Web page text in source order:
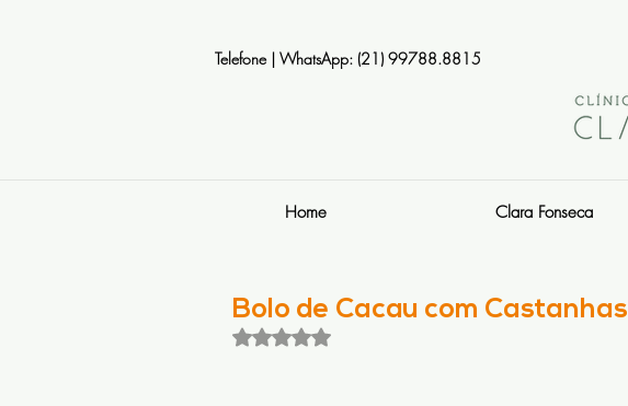
Telefone | WhatsApp: (21) 99788.8815
Home Clara Fonseca
Bolo de Cacau com Castanhas
Avaliado com NaN de 5 estrelas.